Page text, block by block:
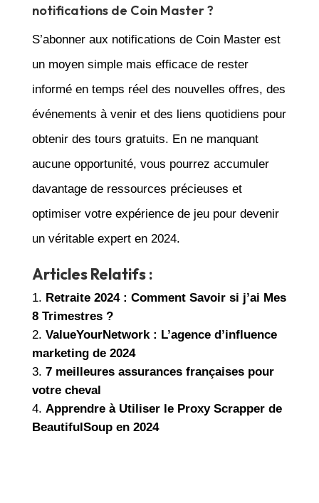
notifications de Coin Master ?
S’abonner aux notifications de Coin Master est
un moyen simple mais efficace de rester
informé en temps réel des nouvelles offres, des
événements à venir et des liens quotidiens pour
obtenir des tours gratuits. En ne manquant
aucune opportunité, vous pourrez accumuler
davantage de ressources précieuses et
optimiser votre expérience de jeu pour devenir
un véritable expert en 2024.
Articles Relatifs :
Retraite 2024 : Comment Savoir si j’ai Mes
8 Trimestres ?
ValueYourNetwork : L’agence d’influence
marketing de 2024
7 meilleures assurances françaises pour
votre cheval
Apprendre à Utiliser le Proxy Scrapper de
BeautifulSoup en 2024